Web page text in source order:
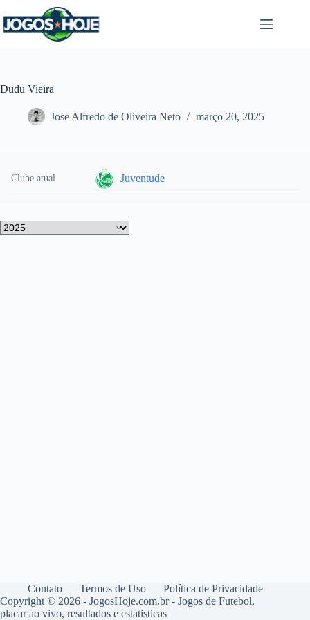
para
o
Dudu Vieira
Jose Alfredo de Oliveira Neto março 20, 2025
Clube atual Juventude
Contato Termos de Uso
Política de Privacidade
Copyright © 2026 - JogosHoje.com.br - Jogos de Futebol,
placar ao vivo, resultados e estatisticas